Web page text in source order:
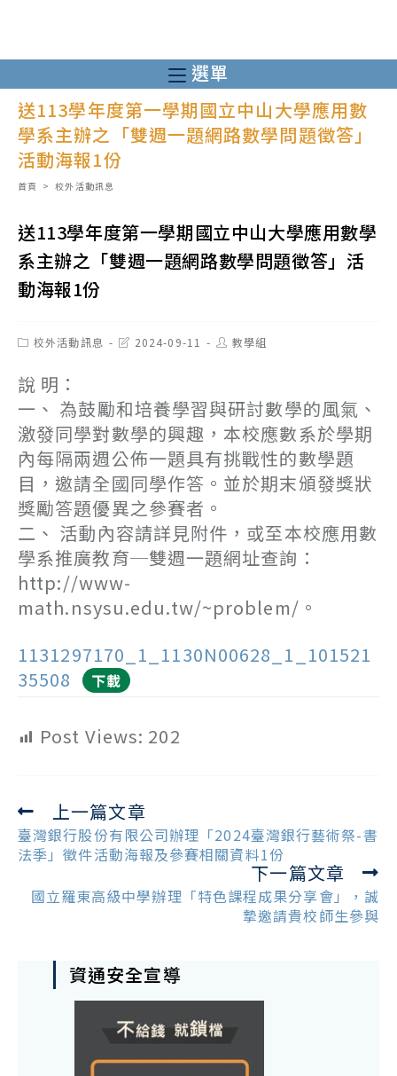
至
主
要
內
選單
送113學年度第一學期國立中山大學應用數
學系主辦之「雙週一題網路數學問題徵答」
活動海報1份
首頁 > 校外活動訊息
送113學年度第一學期國立中山大學應用數學
系主辦之「雙週一題網路數學問題徵答」活
動海報1份
Post校外活動訊息
Post2024-09-11
Post教學組
說 明：
一、 為鼓勵和培養學習與研討數學的風氣、
激發同學對數學的興趣，本校應數系於學期
內每隔兩週公佈一題具有挑戰性的數學題
目，邀請全國同學作答。並於期末頒發獎狀
獎勵答題優異之參賽者。
二、 活動內容請詳見附件，或至本校應用數
學系推廣教育─雙週一題網址查詢：
http://www-
math.nsysu.edu.tw/~problem/。
1131297170_1_1130N00628_1_101521
35508
下載
Post Views: 202
Read
more
articles
上一篇文章
臺灣銀行股份有限公司辦理「2024臺灣銀行藝術祭-書
法季」徵件活動海報及參賽相關資料1份
下一篇文章
國立羅東高級中學辦理「特色課程成果分享會」，誠
摯邀請貴校師生參與
資通安全宣導